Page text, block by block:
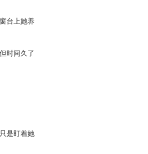
台上她养
时间久了
是盯着她